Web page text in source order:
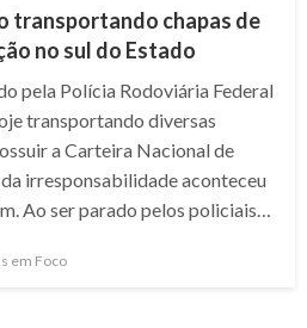
transportando chapas de
no sul do Estado
pela Polícia Rodoviária Federal
transportando diversas
a Carteira Nacional de
irresponsabilidade aconteceu
Ao ser parado pelos policiais…
em Foco